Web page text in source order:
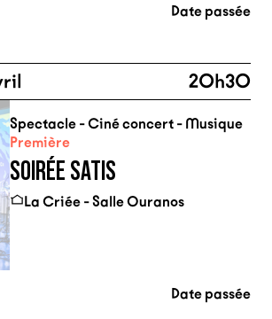
Date passée
20h30
Spectacle - Ciné concert - Musique
Première
SOIRÉE SATIS
La Criée - Salle Ouranos
Date passée